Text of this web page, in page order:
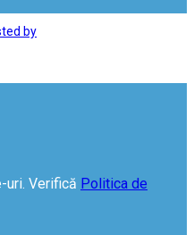
by
Verifică Politica de